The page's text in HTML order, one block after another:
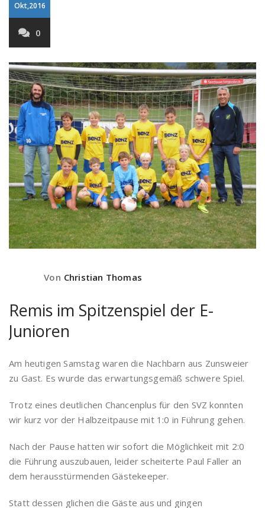
Okt,2016
0
Von Christian Thomas
Remis im Spitzenspiel der E-
Junioren
Am heutigen Samstag waren die Nachbarn aus Zunsweier
zu Gast. Es wurde das erwartungsgemäß schwere Spiel.
Trotz eines deutlichen Chancenplus für den SVZ konnten
wir kurz vor der Halbzeitpause mit 1:0 in Führung gehen.
Nach der Pause hatten wir sofort die Möglichkeit mit 2:0
die Führung auszubauen, leider scheiterte Paul Faller an
dem herausstürmenden Gästekeeper.
Statt dessen glichen die Gäste aus und gingen